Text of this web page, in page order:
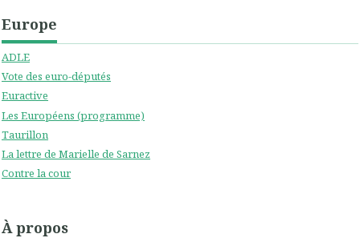
Europe
ADLE
Vote des euro-députés
Euractive
Les Européens (programme)
Taurillon
La lettre de Marielle de Sarnez
Contre la cour
À propos